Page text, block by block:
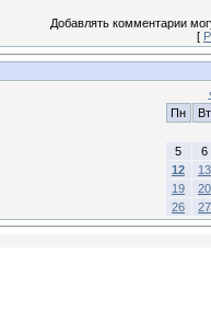
Добавлять комментарии
[
Пн
Вт
5
6
12
13
19
20
26
27